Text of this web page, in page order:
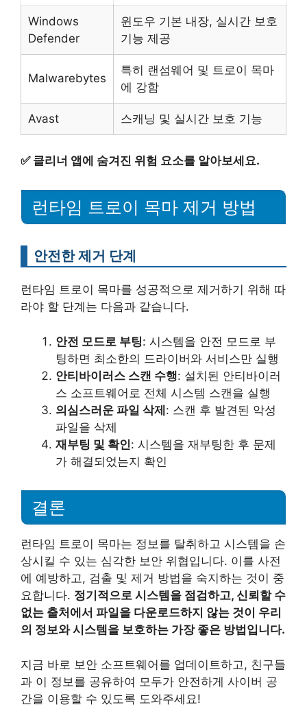
Windows
Defender
윈도우 기본 내장, 실시간 보호
기능 제공
Malwarebytes
특히 랜섬웨어 및 트로이 목마
에 강함
Avast 스캐닝 및 실시간 보호 기능
✅ 클리너 앱에 숨겨진 위험 요소를 알아보세요.
런타임 트로이 목마 제거 방법
안전한 제거 단계
런타임 트로이 목마를 성공적으로 제거하기 위해 따
라야 할 단계는 다음과 같습니다.
안전 모드로 부팅: 시스템을 안전 모드로 부
팅하면 최소한의 드라이버와 서비스만 실행
안티바이러스 스캔 수행: 설치된 안티바이러
스 소프트웨어로 전체 시스템 스캔을 실행
의심스러운 파일 삭제: 스캔 후 발견된 악성
파일을 삭제
재부팅 및 확인: 시스템을 재부팅한 후 문제
가 해결되었는지 확인
결론
런타임 트로이 목마는 정보를 탈취하고 시스템을 손
상시킬 수 있는 심각한 보안 위협입니다. 이를 사전
에 예방하고, 검출 및 제거 방법을 숙지하는 것이 중
요합니다. 정기적으로 시스템을 점검하고, 신뢰할 수
없는 출처에서 파일을 다운로드하지 않는 것이 우리
의 정보와 시스템을 보호하는 가장 좋은 방법입니다.
지금 바로 보안 소프트웨어를 업데이트하고, 친구들
과 이 정보를 공유하여 모두가 안전하게 사이버 공
간을 이용할 수 있도록 도와주세요!